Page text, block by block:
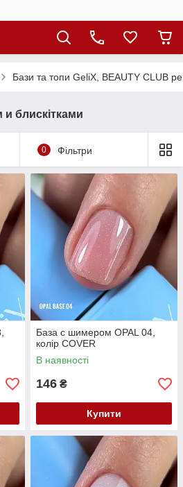
Бази та топи GeliX, BEAUTY CLUB
блискітками
0 Фільтри
База с шимером OPAL 04,
колір COVER
В наявності
146 ₴
Купити